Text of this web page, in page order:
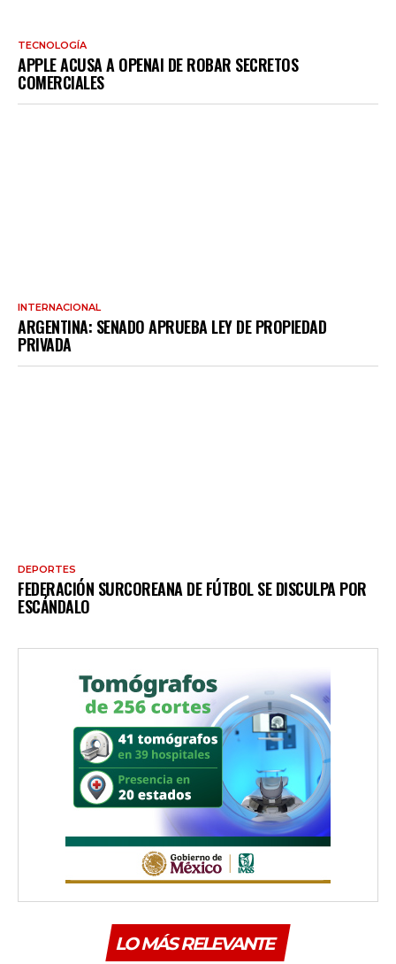
TECNOLOGÍA
APPLE ACUSA A OPENAI DE ROBAR SECRETOS
COMERCIALES
INTERNACIONAL
ARGENTINA: SENADO APRUEBA LEY DE PROPIEDAD
PRIVADA
DEPORTES
FEDERACIÓN SURCOREANA DE FÚTBOL SE DISCULPA POR
ESCÁNDALO
LO MÁS RELEVANTE